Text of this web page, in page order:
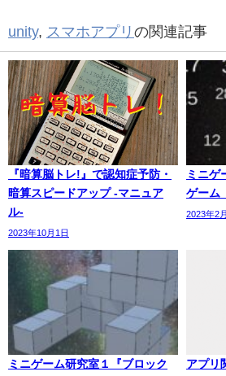
unity, スマホアプリ の関連記事
『暗算脳トレ!』で認知症予防・
暗算スピードアップ -マニュア
ル-
2023年10月1日
ミニゲ
ゲーム
2023年2
ミニゲーム研究室１『ブロック
アプリ